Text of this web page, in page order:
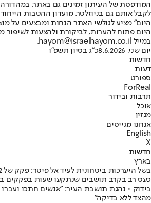
המודפסת של העיתון זמינים גם באתר,
לקבל אותם גם בניוזלטר. מועדון ההטבות
היום" מציע לגולשי האתר הנחות ומבצעים על
היום פתוח להערות, לביקורת ולהצעות לשיפור
במייל hayom@israelhayom.co.il.
יום שני, 8.6.2026
כ"ג בסיון תשפ"ו
חדשות
דעות
ספורט
ForReal
תרבות ובידור
אוכל
מגזין
אנחנו מגייסים
English
X
חדשות
בארץ
בשל היערכות ביטחונית לעיד אל פיטר: פקק של 12 ק"מ בכניסה לאילת
בידוק • נהגת תושבת העיר: "אנשים חתכו
מהצד ללא בדיקה"